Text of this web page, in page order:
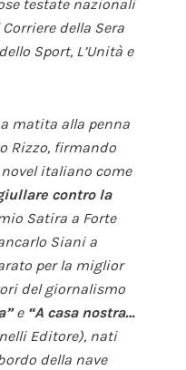
testate nazionali
Corriere della Sera
Sport, L’Unità e
matita alla penna
Rizzo, firmando
italiano come
contro la
Satira a Forte
Siani a
per la miglior
del giornalismo
e “A casa nostra…
Editore), nati
della nave